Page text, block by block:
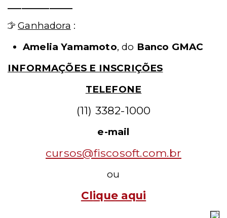
Ganhadora :
Amelia Yamamoto, do Banco GMAC
INFORMAÇÕES E INSCRIÇÕES
TELEFONE
(11) 3382-1000
e-mail
cursos@fiscosoft.com.br
ou
Clique aqui